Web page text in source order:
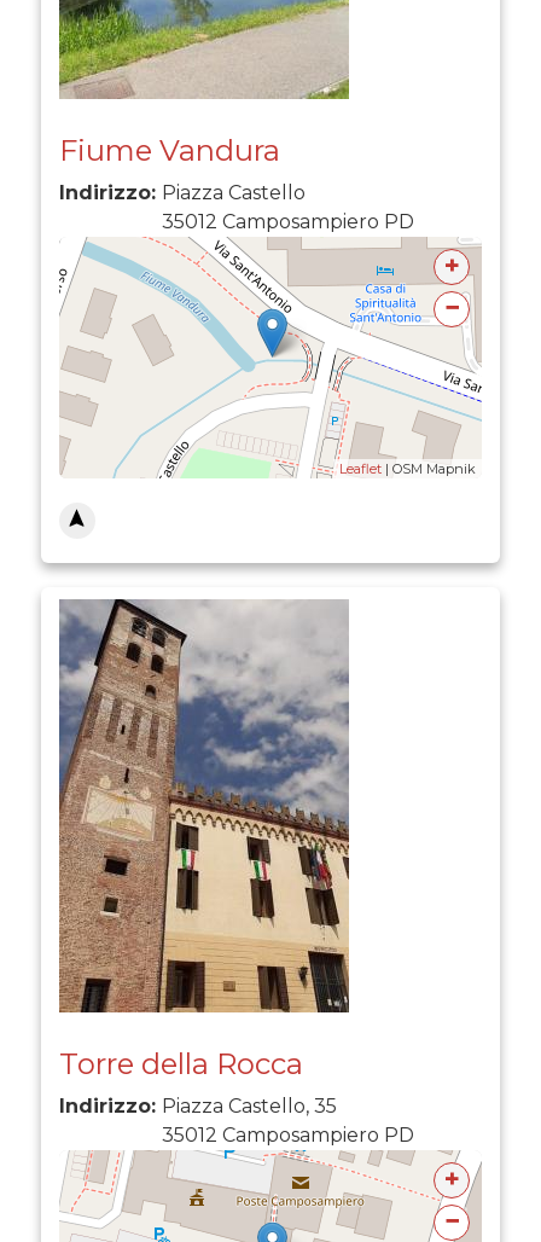
Fiume Vandura
Indirizzo: Piazza Castello
35012 Camposampiero PD
+
−
Leaflet | OSM Mapnik
Torre della Rocca
Indirizzo: Piazza Castello, 35
35012 Camposampiero PD
+
−